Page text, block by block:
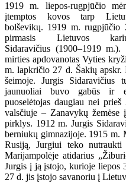
1919 m. liepos-rugpjūčio
įtemptos kovos tarp
bolševikų. 1919 m.
pirmasis Lietuvos
Sidaravičius (1900–1919
mirties apdovanotas Vyties
m. lapkričio 27 d. Šakių
šeimoje. Jurgis
jaunuoliai buvo gabūs ir
puoselėtojas daugiau nei
valsčiuje – Zanavykų
pirklys. 1912 m. Jurgis
berniukų gimnazijoje. 1915 m.
Rusiją, Jurgiui teko
Marijampolėje atidarius
Jurgis į ją įstojo, kurioje liepos
27 d. jis įstojo savanoriu į